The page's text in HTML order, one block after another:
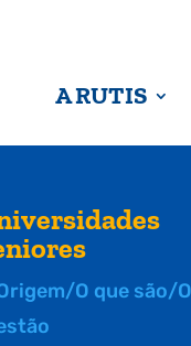
A RUTIS
O que são/